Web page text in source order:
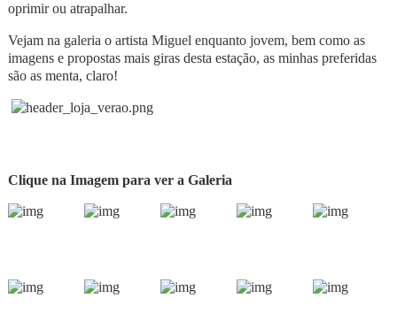
oprimir ou atrapalhar.
Vejam na galeria o artista Miguel enquanto jovem, bem como as
imagens e propostas mais giras desta estação, as minhas preferidas
são as menta, claro!
Clique na Imagem para ver a Galeria